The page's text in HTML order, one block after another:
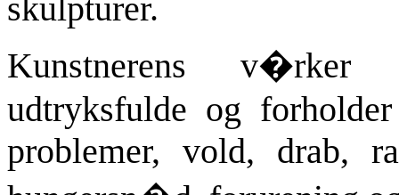
skulpturer.
Kunstnerens
udtryksfulde og
problemer, vold, drab,